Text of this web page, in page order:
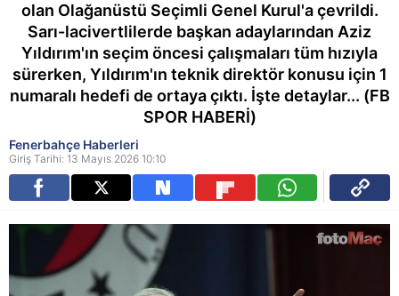
olan Olağanüstü Seçimli Genel Kurul'a çevrildi.
Sarı-lacivertlilerde başkan adaylarından Aziz
Yıldırım'ın seçim öncesi çalışmaları tüm hızıyla
sürerken, Yıldırım'ın teknik direktör konusu için 1
numaralı hedefi de ortaya çıktı. İşte detaylar... (FB
SPOR HABERİ)
Fenerbahçe Haberleri
Giriş Tarihi: 13 Mayıs 2026 10:10